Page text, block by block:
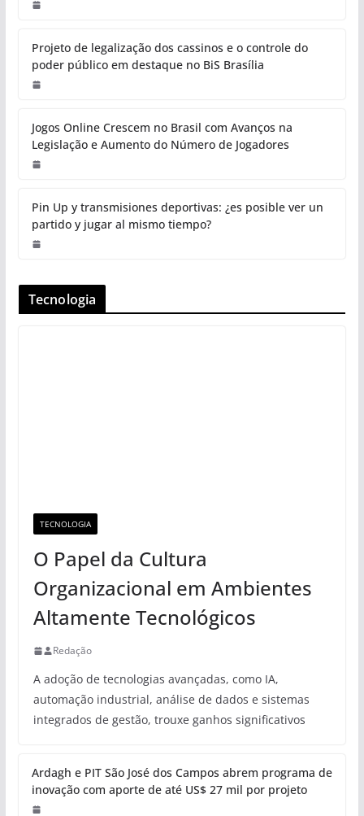
Projeto de legalização dos cassinos e o controle do
poder público em destaque no BiS Brasília
Jogos Online Crescem no Brasil com Avanços na
Legislação e Aumento do Número de Jogadores
Pin Up y transmisiones deportivas: ¿es posible ver un
partido y jugar al mismo tiempo?
Tecnologia
TECNOLOGIA
O Papel da Cultura
Organizacional em Ambientes
Altamente Tecnológicos
Redação
A adoção de tecnologias avançadas, como IA,
automação industrial, análise de dados e sistemas
integrados de gestão, trouxe ganhos significativos
Ardagh e PIT São José dos Campos abrem programa de
inovação com aporte de até US$ 27 mil por projeto